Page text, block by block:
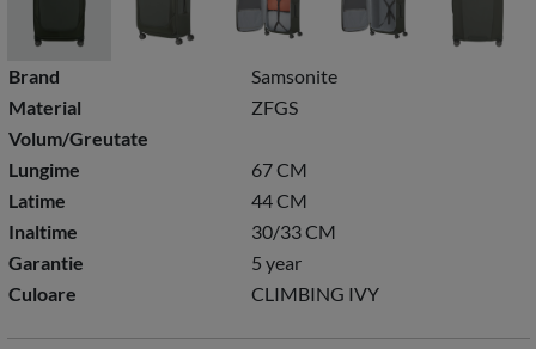
Brand
Samsonite
Material
ZFGS
Volum/Greutate
Lungime
67 CM
Latime
44 CM
Inaltime
30/33 CM
Garantie
5 year
Culoare
CLIMBING IVY